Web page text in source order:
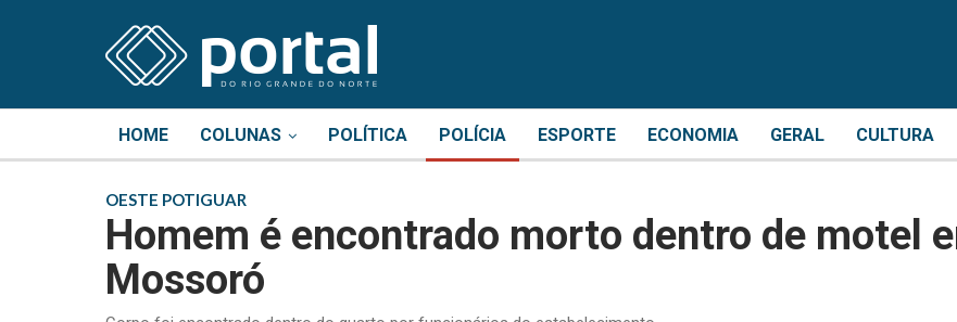
HOME COLUNAS POLÍTICA POLÍCIA ESPORTE ECONOMIA GERAL CULTURA
OESTE POTIGUAR
Homem é encontrado morto dentro de motel
Mossoró